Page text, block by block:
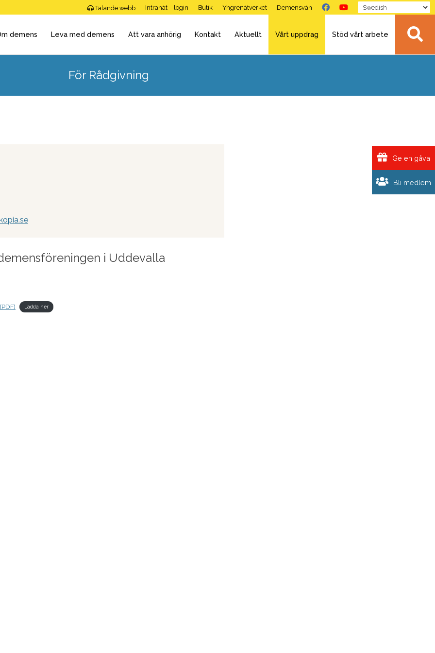
Talande webb Intranät – login Butik Yngrenätverket Demensvän
demens Leva med demens Att vara anhörig Kontakt Aktuellt Vårt uppdrag Stöd vårt arbete
För Rådgivning
i Uddevalla
Ladda ner
Bli medlem
Ge en gåva